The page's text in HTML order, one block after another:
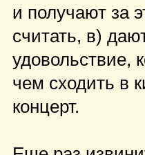
и получают за
считать, в)
удовольствие,
чем сходить в
концерт.